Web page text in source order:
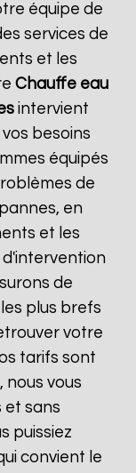
équipe de
services de
et les
Chauffe eau
intervient
besoins
équipés
de
en
et les
d'intervention
de
plus brefs
votre
tarifs sont
vous
et sans
puissiez
convient le